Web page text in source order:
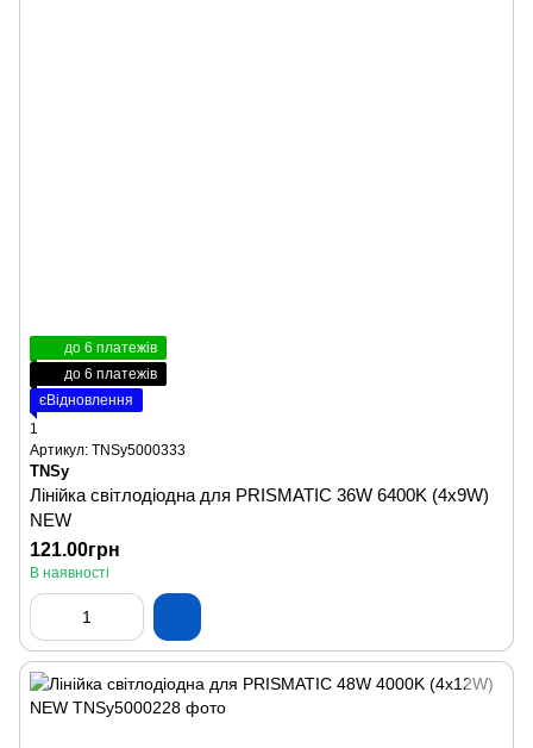
до 6 платежів
до 6 платежів
єВідновлення
1
Артикул: TNSy5000333
TNSy
Лінійка світлодіодна для PRISMATIC 36W 6400K (4х9W)
NEW
121.00грн
В наявності